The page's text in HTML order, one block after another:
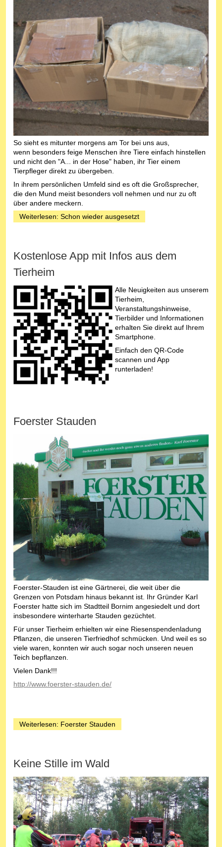
So sieht es mitunter morgens am Tor bei uns aus,
wenn besonders feige Menschen ihre Tiere einfach hinstellen
und nicht den "A... in der Hose" haben, ihr Tier einem
Tierpfleger direkt zu übergeben.
In ihrem persönlichen Umfeld sind es oft die Großsprecher,
die den Mund meist besonders voll nehmen und nur zu oft
über andere meckern.
Weiterlesen: Schon wieder ausgesetzt
Kostenlose App mit Infos aus dem
Tierheim
Alle Neuigkeiten aus unserem
Tierheim,
Veranstaltungshinweise,
Tierbilder und Informationen
erhalten Sie direkt auf Ihrem
Smartphone.
Einfach den QR-Code
scannen und App
runterladen!
Foerster Stauden
Foerster-Stauden ist eine Gärtnerei, die weit über die
Grenzen von Potsdam hinaus bekannt ist. Ihr Gründer Karl
Foerster hatte sich im Stadtteil Bornim angesiedelt und dort
insbesondere winterharte Stauden gezüchtet.
Für unser Tierheim erhielten wir eine Riesenspendenladung
Pflanzen, die unseren Tierfriedhof schmücken. Und weil es so
viele waren, konnten wir auch sogar noch unseren neuen
Teich bepflanzen.
Vielen Dank!!!
http://www.foerster-stauden.de/
Weiterlesen: Foerster Stauden
Keine Stille im Wald